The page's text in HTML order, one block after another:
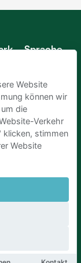
Sprache
Spanisch
Französisch
Italienisch
Niederländisch
Website
können wir
die
Verkehr
klicken, stimmen
Website